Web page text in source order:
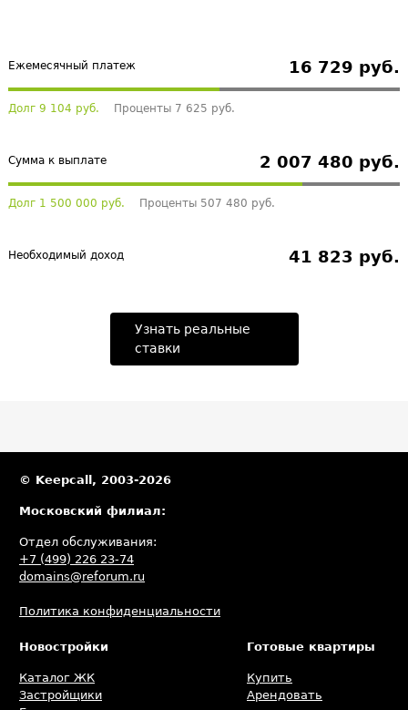
Ежемесячный платеж 16 729 руб.
Долг 9 104 руб. Проценты 7 625 руб.
Сумма к выплате 2 007 480 руб.
Долг 1 500 000 руб. Проценты 507 480 руб.
Необходимый доход 41 823 руб.
Узнать реальные
ставки
© Keepcall, 2003-2026
Московский филиал:
Отдел обслуживания:
+7 (499) 226 23-74
domains@reforum.ru
Политика конфиденциальности
Новостройки
Каталог ЖК
Застройщики
Готовые квартиры
Купить
Арендовать